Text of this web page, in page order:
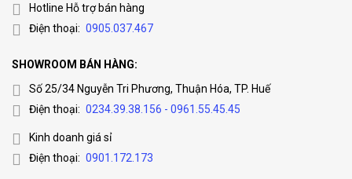
Hotline Hỗ trợ bán hàng
Điện thoại: 0905.037.467
SHOWROOM BÁN HÀNG:
Số 25/34 Nguyễn Tri Phương, Thuận Hóa, TP. Huế
Điện thoại: 0234.39.38.156 - 0961.55.45.45
Kinh doanh giá sỉ
Điện thoại: 0901.172.173